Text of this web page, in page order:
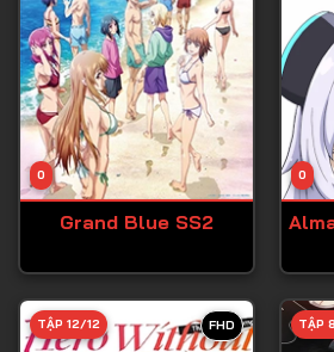
Tập 33
Tập 34
Tập 35
Tập 36
Tập 37
Tập 39
Tập 40
0
Grand Blue SS2
0
FHD
TẬP 12/12 TẬP